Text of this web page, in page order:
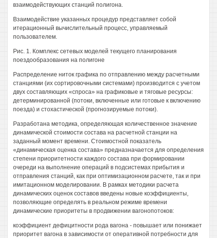
взаимодействующих станций полигона.
Взаимодействие указанных процедур представляет собой
итерационный вычислительный процесс, управляемый
пользователем.
Рис. 1. Комплекс сетевых моделей текущего планирования
поездообразования на полигоне
Распределение ниток графика по отправлению между расчетными
станциями (их сортировочными системами) производится с учетом
двух составляющих «спроса» на графиковые и тяговые ресурсы:
детерминированной (потоки, включенные или готовые к включению
поезда) и стохастической (прогнозируемые потоки).
Разработана методика, определяющая количественное значение
динамической стоимости состава на расчетной станции на
заданный момент времени. Стоимостной показатель
«динамическая оценка состава» предназначается для определения
степени приоритетности каждого состава при формировании
очереди на выполнение операций в подсистемах прибытия и
отправления станций, как при оптимизационном расчете, так и при
имитационном моделировании. В рамках методики расчета
динамических оценок составов введены новые коэффициенты,
позволяющие определять в реальном режиме времени
динамические приоритеты в продвижении вагонопотоков:
коэффициент дефицитности рода вагона - повышает или понижает
приоритет вагона в зависимости от оперативной потребности для